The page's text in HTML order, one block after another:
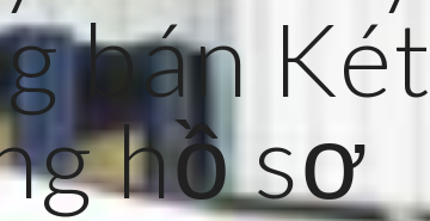
bán Két
hồ sơ